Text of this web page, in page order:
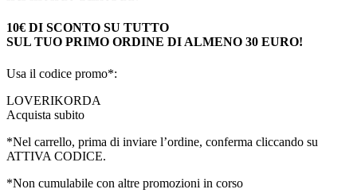
10€ DI SCONTO SU TUTTO
SUL TUO PRIMO ORDINE DI ALMENO 30 EURO!
Usa il codice promo*:
LOVERIKORDA
Acquista subito
*Nel carrello, prima di inviare l’ordine, conferma cliccando su
ATTIVA CODICE.
*Non cumulabile con altre promozioni in corso